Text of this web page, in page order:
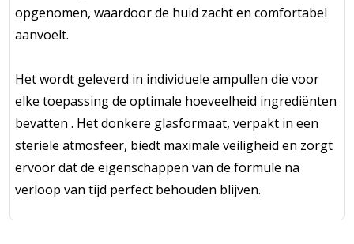
opgenomen, waardoor de huid zacht en comfortabel
aanvoelt.
Het wordt geleverd in individuele ampullen die voor
elke toepassing de optimale hoeveelheid ingrediënten
bevatten . Het donkere glasformaat, verpakt in een
steriele atmosfeer, biedt maximale veiligheid en zorgt
ervoor dat de eigenschappen van de formule na
verloop van tijd perfect behouden blijven.